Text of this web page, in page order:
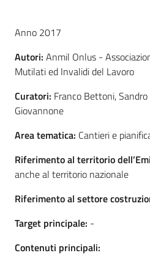
Servizi
la
sicurezza
Ambiti
INAIL
Anno 2017
Autori: Anmil Onlus -
Mutilati ed Invalidi del Lavoro
Curatori: Franco Bettoni,
Giovannone
Area tematica: Cantieri e
Riferimento al territorio
anche al territorio nazionale
Riferimento al settore
Target principale: -
Contenuti principali: